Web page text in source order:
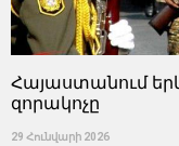
Հայաստանում
զորակոչը
29 Հունվարի 2026